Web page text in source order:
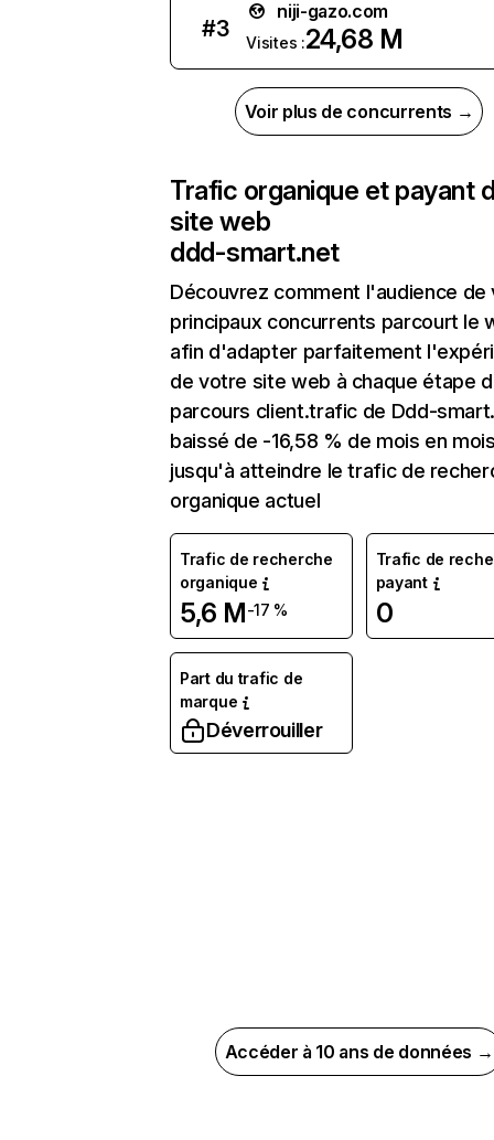
#3
niji-gazo.com
Visites :24,68 M
Voir plus de concurrents →
Trafic organique et payant
site web
ddd-smart.net
Découvrez comment l'audience de
principaux concurrents parcourt le
afin d'adapter parfaitement
de votre site web à chaque étape
parcours client.trafic de Ddd-
baissé de -16,58 % de mois en
jusqu'à atteindre le trafic de
organique actuel
Trafic de recherche
organique
5,6 M-17 %
Trafic de
payant
0
Part du trafic de
marque
Déverrouiller
Accéder à 10 ans de données →